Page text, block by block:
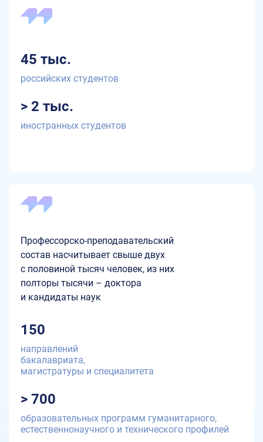
45 тыс.
российских студентов
> 2 тыс.
иностранных студентов
Профессорско-преподавательский
состав насчитывает свыше двух
с половиной тысяч человек, из них
полторы тысячи – доктора
и кандидаты наук
150
направлений
бакалавриата,
магистратуры и специалитета
> 700
образовательных программ гуманитарного,
естественнонаучного и технического профилей